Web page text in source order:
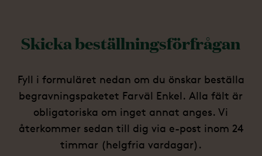
Skicka beställningsförfrågan
Fyll i formuläret nedan om du önskar beställa
begravningspaketet Farväl Enkel. Alla fält är
obligatoriska om inget annat anges. Vi
återkommer sedan till dig via e-post inom 24
timmar (helgfria vardagar).